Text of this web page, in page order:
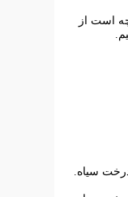
است از
سیاه.